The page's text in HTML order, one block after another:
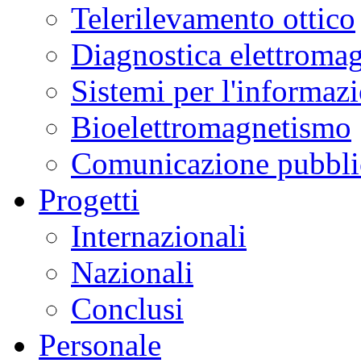
Telerilevamento ottico
Diagnostica
Sistemi per
Bioelettromagnetismo
Comunicazione
Progetti
Internazionali
Nazionali
Conclusi
Personale